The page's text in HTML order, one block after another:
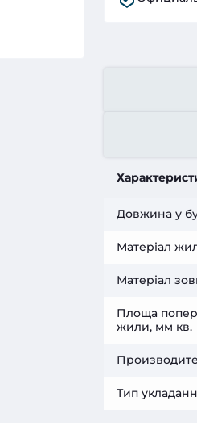
Довжина у
Матеріал
Матеріал
Площа
жили, мм кв.
Тип